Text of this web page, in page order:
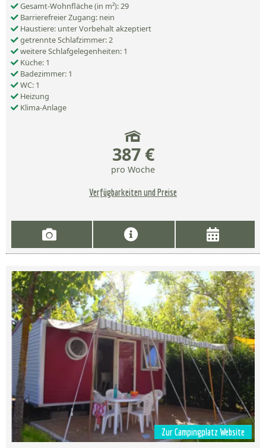
Gesamt-Wohnfläche (in m²): 29
Barrierefreier Zugang: nein
Haustiere: unter Vorbehalt akzeptiert
getrennte Schlafzimmer: 2
weitere Schlafgelegenheiten: 1
Küche: 1
Badezimmer: 1
WC: 1
Heizung
Klima-Anlage
387 €
pro Woche
Verfügbarkeiten und Preise
Zur Campingplatz Website